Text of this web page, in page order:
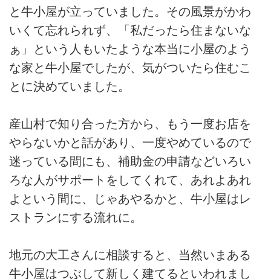
と牛小屋が立っていました。その風景がかわ
いくて忘れられず、「私だったら住まないな
ぁ」という人もいたような本当に小屋のよう
な家と牛小屋でしたが、気がついたら住むこ
とに決めていました。
産山村で知り合った方から、もう一度お店を
やらないかと話があり、一度やめているので
迷っている間にも、補助金の申請などいろい
ろな人がサポートをしてくれて、あれよあれ
よという間に、じゃあやるかと、牛小屋はレ
ストランにする流れに。
地元の大工さんに相談すると、当然いまある
牛小屋はつぶして新しく建てるといわれまし